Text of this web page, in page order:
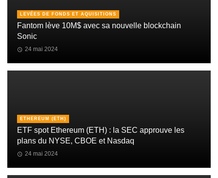
LEVÉES DE FONDS ET AQUISITIONS
Fantom lève 10M$ avec sa nouvelle blockchain
Sonic
24 mai 2024
ETHEREUM (ETH)
ETF spot Ethereum (ETH) : la SEC approuve les
plans du NYSE, CBOE et Nasdaq
24 mai 2024